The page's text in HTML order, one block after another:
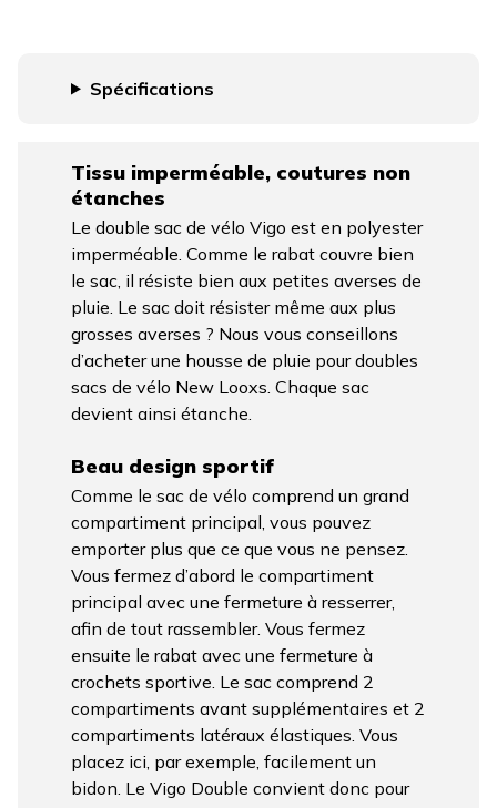
Spécifications
Tissu imperméable, coutures non
étanches
Le double sac de vélo Vigo est en polyester
imperméable. Comme le rabat couvre bien
le sac, il résiste bien aux petites averses de
pluie. Le sac doit résister même aux plus
grosses averses ? Nous vous conseillons
d’acheter une housse de pluie pour doubles
sacs de vélo New Looxs. Chaque sac
devient ainsi étanche.
Beau design sportif
Comme le sac de vélo comprend un grand
compartiment principal, vous pouvez
emporter plus que ce que vous ne pensez.
Vous fermez d’abord le compartiment
principal avec une fermeture à resserrer,
afin de tout rassembler. Vous fermez
ensuite le rabat avec une fermeture à
crochets sportive. Le sac comprend 2
compartiments avant supplémentaires et 2
compartiments latéraux élastiques. Vous
placez ici, par exemple, facilement un
bidon. Le Vigo Double convient donc pour